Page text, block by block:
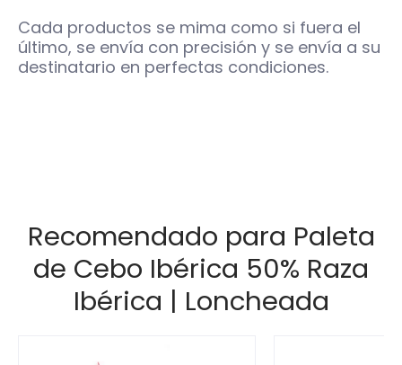
Cada productos se mima como si fuera el
último, se envía con precisión y se envía a su
destinatario en perfectas condiciones.
Recomendado para Paleta
de Cebo Ibérica 50% Raza
Ibérica | Loncheada